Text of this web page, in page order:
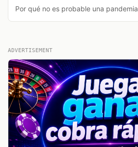
Por qué no es probable una pandemia
ADVERTISEMENT